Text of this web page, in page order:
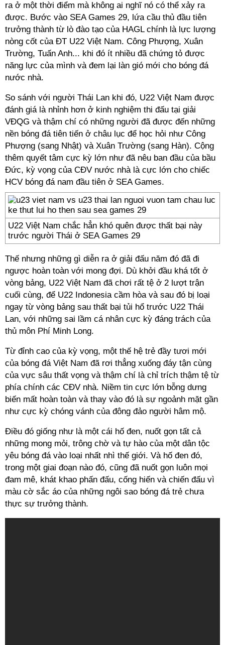
ra ở một thời điểm mà không ai nghĩ nó có thể xảy ra
được. Bước vào SEA Games 29, lứa cầu thủ đầu tiên
trưởng thành từ lò đào tạo của HAGL chính là lực lượng
nòng cốt của ĐT U22 Việt Nam. Công Phượng, Xuân
Trường, Tuấn Anh... khi đó ít nhiều đã chứng tỏ được
năng lực của mình và đem lại làn gió mới cho bóng đá
nước nhà.
So sánh với người Thái Lan khi đó, U22 Việt Nam được
đánh giá là nhỉnh hơn ở kinh nghiệm thi đấu tại giải
VĐQG và thậm chí có những người đã được đến những
nền bóng đá tiên tiến ở châu lục để học hỏi như Công
Phượng (sang Nhật) và Xuân Trường (sang Hàn). Cộng
thêm quyết tâm cực kỳ lớn như đã nêu ban đầu của bầu
Đức, kỳ vọng của CĐV nước nhà là cực lớn cho chiếc
HCV bóng đá nam đầu tiên ở SEA Games.
U22 Việt Nam chắc hẳn khó quên được thất bại này
trước người Thái ở SEA Games 29
Thế nhưng những gì diễn ra ở giải đấu năm đó đã đi
ngược hoàn toàn với mong đợi. Dù khởi đầu khá tốt ở
vòng bảng, U22 Việt Nam đã chơi rất tệ ở 2 lượt trận
cuối cùng, để U22 Indonesia cầm hòa và sau đó bị loại
ngay từ vòng bảng sau thất bại tủi hổ trước U22 Thái
Lan, với những sai lầm cá nhân cực kỳ đáng trách của
thủ môn Phí Minh Long.
Từ đỉnh cao của kỳ vọng, một thế hệ trẻ đầy tươi mới
của bóng đá Việt Nam đã rơi thẳng xuống đáy tận cùng
của vực sâu thất vọng và thậm chí là chỉ trích thậm tệ từ
phía chính các CĐV nhà. Niềm tin cực lớn bỗng dưng
biến mất hoàn toàn và thay vào đó là sự ngoảnh mặt gần
như cực kỳ chóng vánh của đông đảo người hâm mộ.
Điều đó giống như là một cái hố đen, nuốt gọn tất cả
những mong mỏi, trông chờ và tự hào của một dân tộc
yêu bóng đá vào loại nhất nhì thế giới. Và hố đen đó,
trong một giai đoạn nào đó, cũng đã nuốt gọn luôn mọi
đam mê, khát khao phấn đấu, cống hiến và chiến đấu vì
màu cờ sắc áo của những ngôi sao bóng đá trẻ chưa
thực sự trưởng thành.